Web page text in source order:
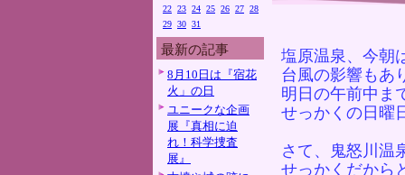
22 23 24 25 26 27 28
29 30 31
最新の記事
8月10日は『宿花
火」の日
ユニークな企画
展『真相に迫
れ！科学捜査
展』
塩原温泉、今朝
台風の影響もあ
明日の午前中ま
せっかくの日曜
さて、鬼怒川温
せっかくだから